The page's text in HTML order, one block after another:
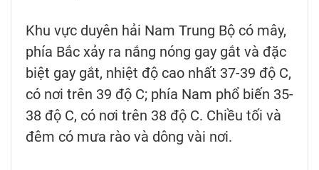
Khu vực duyên hải Nam Trung Bộ có mây,
phía Bắc xảy ra nắng nóng gay gắt và đặc
biệt gay gắt, nhiệt độ cao nhất 37-39 độ C,
có nơi trên 39 độ C; phía Nam phổ biến 35-
38 độ C, có nơi trên 38 độ C. Chiều tối và
đêm có mưa rào và dông vài nơi.